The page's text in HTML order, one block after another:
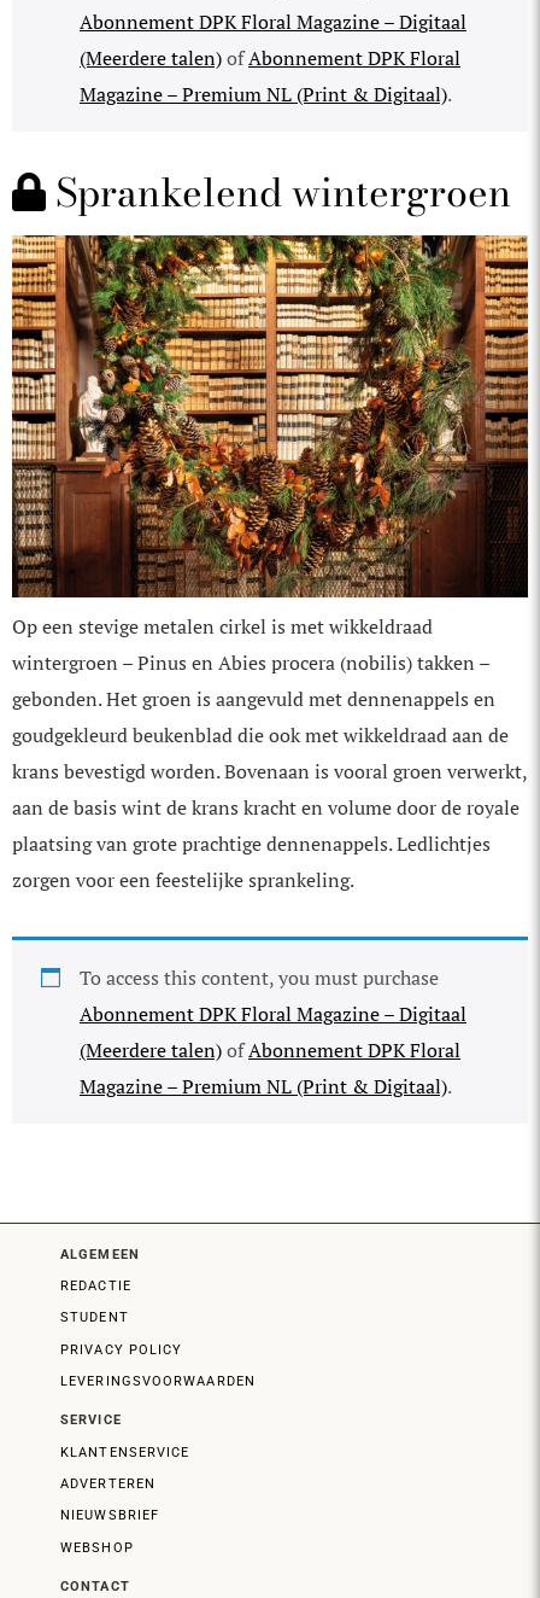
Abonnement DPK Floral Magazine – Digitaal
(Meerdere talen)ofAbonnement DPK Floral
Magazine – Premium NL (Print & Digitaal).
Sprankelend wintergroen
Op een stevige metalen cirkel is met wikkeldraad
wintergroen – Pinus en Abies procera (nobilis) takken –
gebonden. Het groen is aangevuld met dennenappels en
goudgekleurd beukenblad die ook met wikkeldraad aan de
krans bevestigd worden. Bovenaan is vooral groen verwerkt,
aan de basis wint de krans kracht en volume door de royale
plaatsing van grote prachtige dennenappels. Ledlichtjes
zorgen voor een feestelijke sprankeling.
To access this content, you must purchase
Abonnement DPK Floral Magazine – Digitaal
(Meerdere talen)ofAbonnement DPK Floral
Magazine – Premium NL (Print & Digitaal).
ALGEMEEN
REDACTIE
STUDENT
PRIVACY POLICY
LEVERINGSVOORWAARDEN
SERVICE
KLANTENSERVICE
ADVERTEREN
NIEUWSBRIEF
WEBSHOP
CONTACT